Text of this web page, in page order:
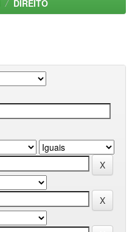
DIREITO